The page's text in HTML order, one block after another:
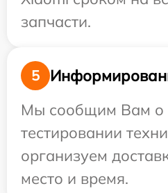
запчасти.
5
Мы сообщим Вам о
тестировании
организуем
место и время.